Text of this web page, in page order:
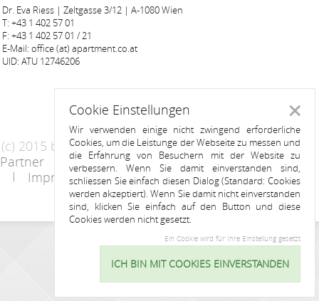
Dr. Eva Riess | Zeltgasse 3/12 | A-1080 Wien
T: +43 1 402 57 01
F: +43 1 402 57 01 / 21
E-Mail: office (at) apartment.co.at
UID: ATU 12746206
(c) 2015 by Riess Apartments
Partner
AGB
Datenschutzerklärung
Impressum
Kontakt
Cookie
Cookie Einstellungen
Wir verwenden einige nicht zwingend erforderliche
Cookies, um die Leistunge der Webseite zu messen und
die Erfahrung von Besuchern mit der Website zu
verbessern. Wenn Sie damit einverstanden sind,
schliessen Sie einfach diesen Dialog (Standard: Cookies
werden akzeptiert). Wenn Sie damit nicht einverstanden
sind, klicken Sie einfach auf den Button und diese
Cookies werden nicht gesetzt.
Ein Cookie wird für Ihre Einstellung gesetzt
ICH BIN MIT COOKIES EINVERSTANDEN